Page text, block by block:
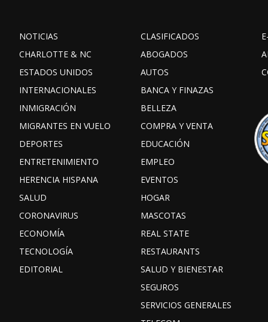
NOTICIAS
CHARLOTTE & NC
ESTADOS UNIDOS
INTERNACIONALES
INMIGRACIÓN
MIGRANTES EN VUELO
DEPORTES
ENTRETENIMIENTO
HERENCIA HISPANA
SALUD
CORONAVIRUS
ECONOMÍA
TECNOLOGÍA
EDITORIAL
CLASIFICADOS
ABOGADOS
AUTOS
BANCA Y FINAZAS
BELLEZA
COMPRA Y VENTA
EDUCACIÓN
EMPLEO
EVENTOS
HOGAR
MASCOTAS
REAL STATE
RESTAURANTS
SALUD Y BIENESTAR
SEGUROS
SERVICIOS GENERALES